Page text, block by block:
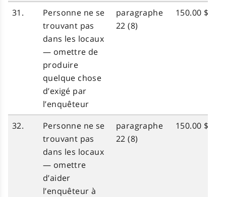
31.
Personne ne se
trouvant pas
dans les locaux
— omettre de
produire
quelque chose
d’exigé par
l’enquêteur
paragraphe
22 (8)
150.00 $
32.
Personne ne se
trouvant pas
dans les locaux
— omettre
d’aider
l’enquêteur à
paragraphe
22 (8)
150.00 $